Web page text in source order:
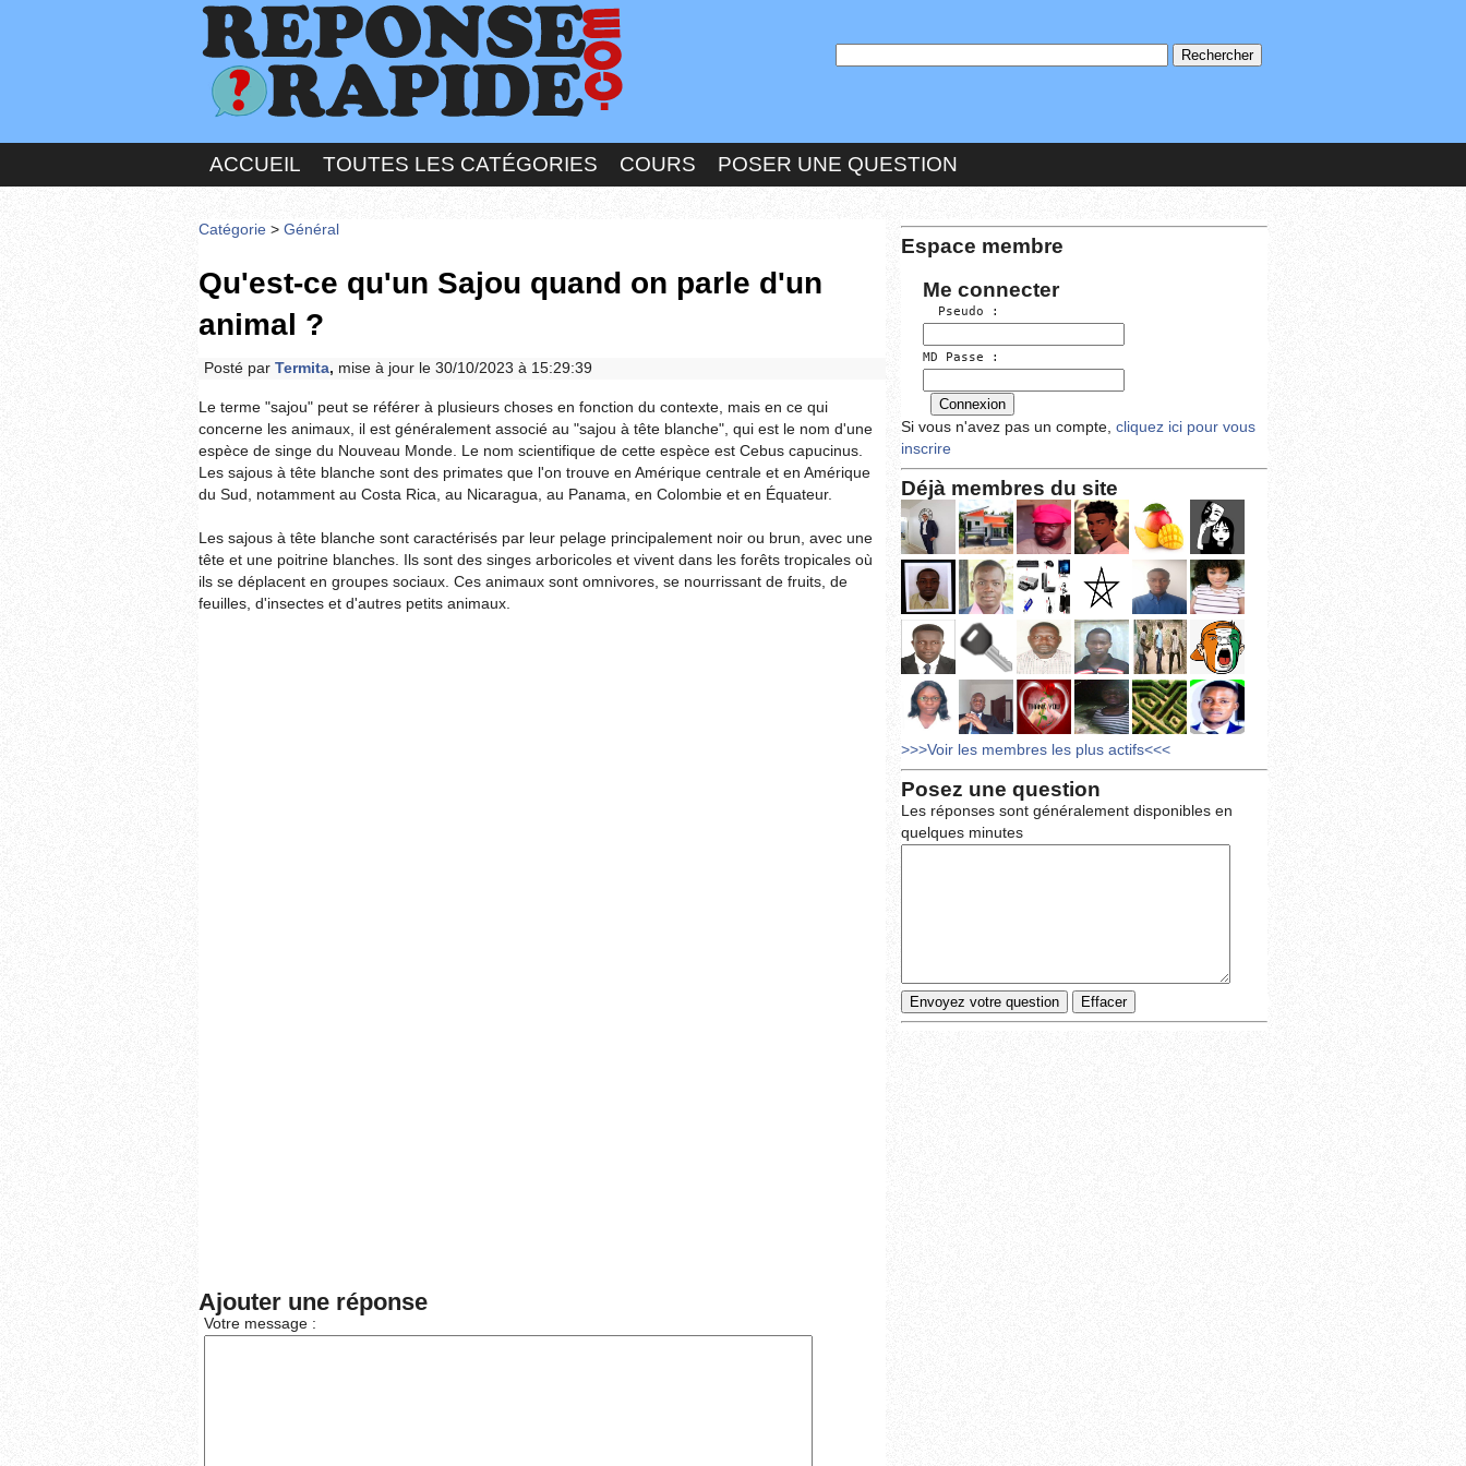
ACCUEIL TOUTES LES CATÉGORIES COURS POSER UNE QUESTION
Catégorie > Général
Qu'est-ce qu'un Sajou quand on parle d'un
animal ?
Posté par Termita, mise à jour le 30/10/2023 à 15:29:39
Le terme "sajou" peut se référer à plusieurs choses en fonction du contexte, mais en ce qui
concerne les animaux, il est généralement associé au "sajou à tête blanche", qui est le nom d'une
espèce de singe du Nouveau Monde. Le nom scientifique de cette espèce est Cebus capucinus.
Les sajous à tête blanche sont des primates que l'on trouve en Amérique centrale et en Amérique
du Sud, notamment au Costa Rica, au Nicaragua, au Panama, en Colombie et en Équateur.
Les sajous à tête blanche sont caractérisés par leur pelage principalement noir ou brun, avec une
tête et une poitrine blanches. Ils sont des singes arboricoles et vivent dans les forêts tropicales où
ils se déplacent en groupes sociaux. Ces animaux sont omnivores, se nourrissant de fruits, de
feuilles, d'insectes et d'autres petits animaux.
Ajouter une réponse
Votre message :
Espace membre
Me connecter
  Pseudo :
MD Passe :
Si vous n'avez pas un compte, cliquez ici pour vous
inscrire
Déjà membres du site
>>>Voir les membres les plus actifs<<<
Posez une question
Les réponses sont généralement disponibles en
quelques minutes